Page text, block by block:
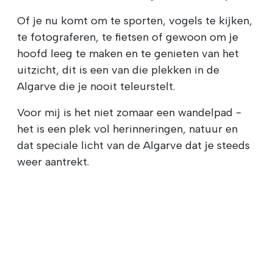
Of je nu komt om te sporten, vogels te kijken,
te fotograferen, te fietsen of gewoon om je
hoofd leeg te maken en te genieten van het
uitzicht, dit is een van die plekken in de
Algarve die je nooit teleurstelt.
Voor mij is het niet zomaar een wandelpad -
het is een plek vol herinneringen, natuur en
dat speciale licht van de Algarve dat je steeds
weer aantrekt.